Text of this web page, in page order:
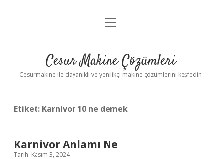
Anasayfa
Yasal Uyarı
menüyü
Cesur Makine Çözümleri
Cesurmakine ile dayanıklı ve yenilikçi makine çözümlerini keşfedin
Etiket: Karnivor 10 ne demek
Karnivor Anlamı Ne
Tarih: Kasım 3, 2024